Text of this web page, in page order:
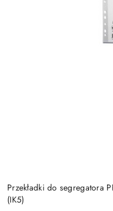
Przekładki do segregatora
(IK5)